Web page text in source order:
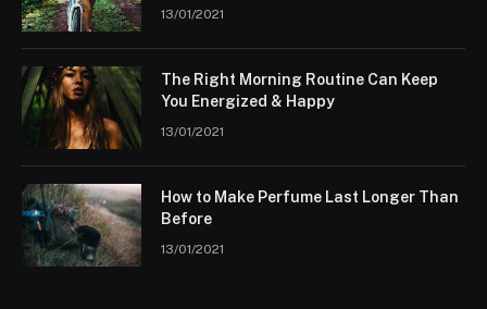
13/01/2021
The Right Morning Routine Can Keep
You Energized & Happy
13/01/2021
How to Make Perfume Last Longer Than
Before
13/01/2021